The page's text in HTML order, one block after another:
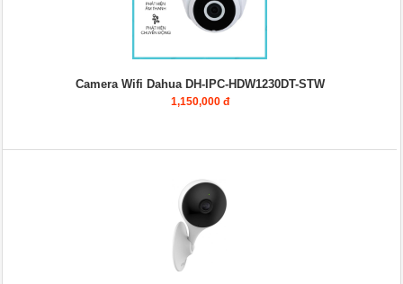
Camera Wifi Dahua DH-IPC-HDW1230DT-STW
1,150,000 đ